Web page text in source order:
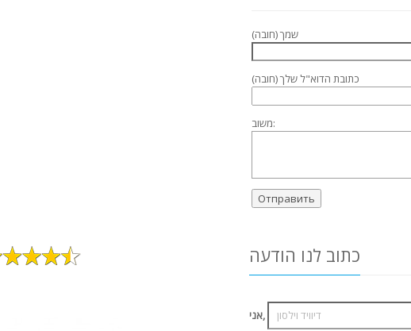
שמך (חובה)
כתובת הדוא"ל שלך (חובה)
משוב:
כתוב לנו הודעה
אני,